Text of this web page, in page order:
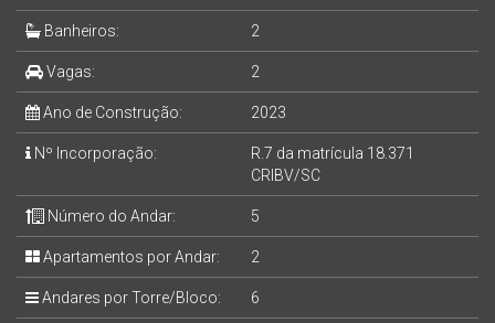
Banheiros: 2
Vagas: 2
Ano de Construção: 2023
Nº Incorporação:
R.7 da matrícula 18.371
CRIBV/SC
Número do Andar: 5
Apartamentos por Andar: 2
Andares por Torre/Bloco: 6